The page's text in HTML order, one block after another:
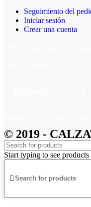
Seguimiento del
Iniciar sesión
Crear una cuenta
© 2019 -
Start typing to see